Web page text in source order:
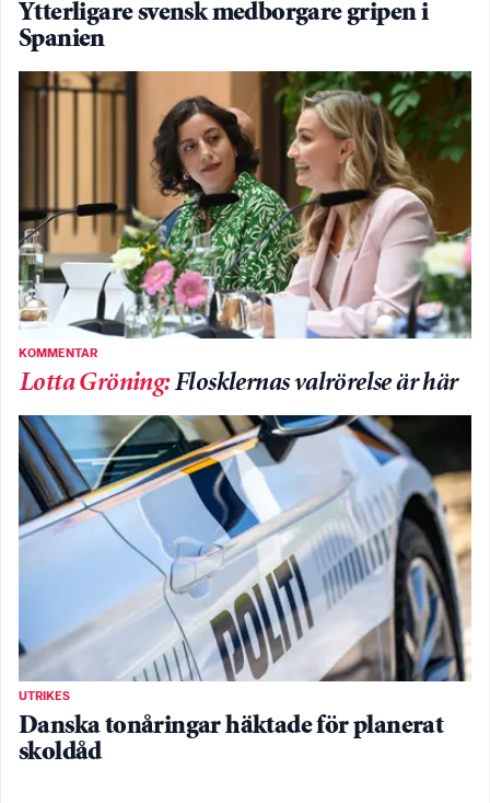
Ytterligare svensk medborgare gripen i
Spanien
KOMMENTAR
Lotta Gröning:Flosklernas valrörelse är här
UTRIKES
Danska tonåringar häktade för planerat
skoldåd